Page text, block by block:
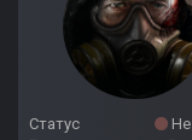
Статус